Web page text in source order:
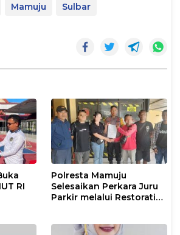
Mamuju Sulbar
RI
Polresta Mamuju
Selesaikan Perkara Juru
Parkir melalui Restorative